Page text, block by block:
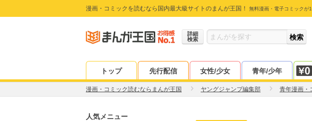
漫画・コミックを読むなら国内最大級サイトのまんが王国！ 無料漫画・電子コミックが
詳細
検索
トップ 先行配信 女性/少女 青年/少年
漫画・コミック読むならまんが王国 ヤングジャンプ編集部 青年漫画・
人気メニュー